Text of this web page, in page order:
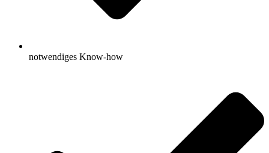
notwendiges Know-how